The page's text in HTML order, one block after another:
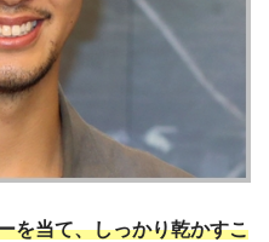
を当て、しっかり乾かすこ